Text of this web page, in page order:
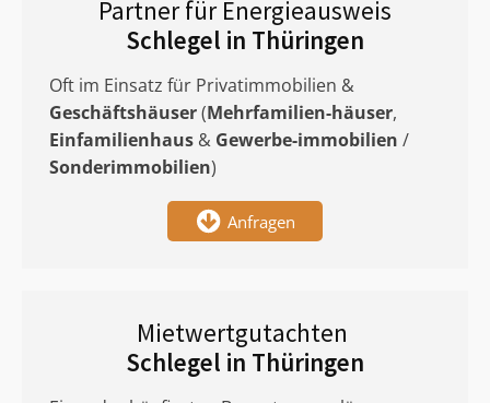
Partner für Energieausweis
Schlegel in Thüringen
Oft im Einsatz für Privatimmobilien &
Geschäftshäuser(Mehrfamilien-häuser,
Einfamilienhaus & Gewerbe-immobilien /
Sonderimmobilien)
Anfragen
Mietwertgutachten
Schlegel in Thüringen